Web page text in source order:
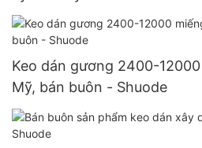
Keo dán gương 2400-
Mỹ, bán buôn - Shuode